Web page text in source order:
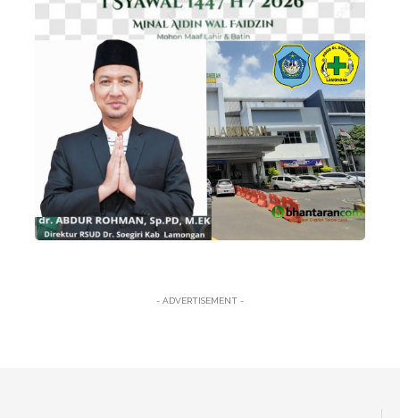
- ADVERTISEMENT -